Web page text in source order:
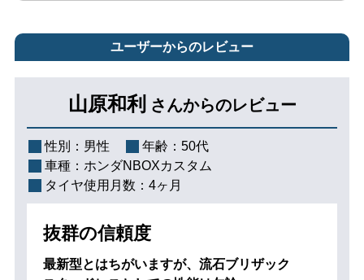
ユーザーからのレビュー
山原和利 さんからのレビュー
性別： 男性 年齢： 50代
車種： ホンダNBOXカスタム
タイヤ使用月数： 4ヶ月
抜群の信頼度
最新型とはちがいますが、流石ブリザック